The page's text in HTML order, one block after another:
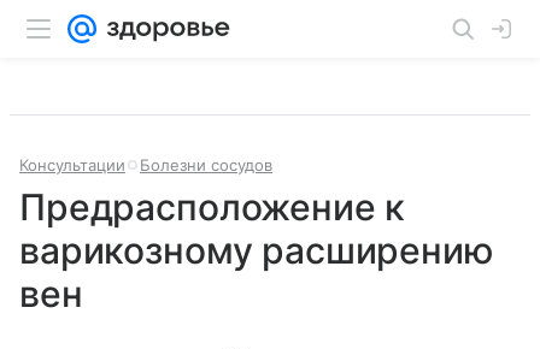
Консультации Болезни сосудов
Предрасположение к
варикозному расширению
вен